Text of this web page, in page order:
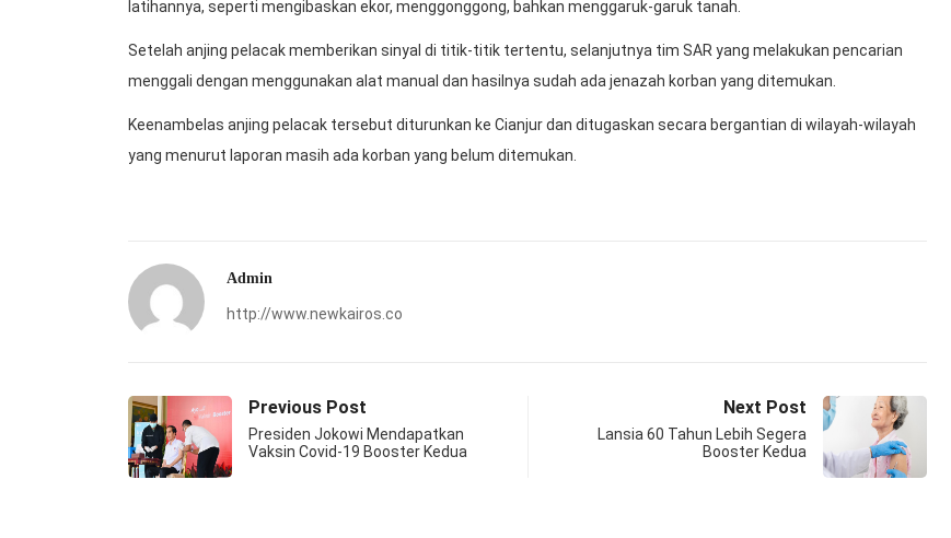
latihannya, seperti mengibaskan ekor, menggonggong, bahkan menggaruk-garuk tanah.
Setelah anjing pelacak memberikan sinyal di titik-titik tertentu, selanjutnya tim SAR yang melakukan pencarian
menggali dengan menggunakan alat manual dan hasilnya sudah ada jenazah korban yang ditemukan.
Keenambelas anjing pelacak tersebut diturunkan ke Cianjur dan ditugaskan secara bergantian di wilayah-wilayah
yang menurut laporan masih ada korban yang belum ditemukan.
Admin
http://www.newkairos.co
Previous Post
Presiden Jokowi Mendapatkan
Vaksin Covid-19 Booster Kedua
Next Post
Lansia 60 Tahun Lebih Segera
Booster Kedua